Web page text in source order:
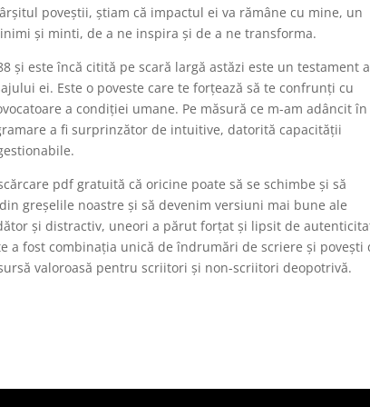
poveștii, știam că impactul ei va rămâne cu mine, un
și minti, de a ne inspira și de a ne transforma.
și este încă citită pe scară largă astăzi este un testament
ei. Este o poveste care te forțează să te confrunți cu
a condiției umane. Pe măsură ce m-am adâncit în
a fi surprinzător de intuitive, datorită capacității
pdf gratuită că oricine poate să se schimbe și să
greșelile noastre și să devenim versiuni mai bune ale
și distractiv, uneori a părut forțat și lipsit de
a fost combinația unică de îndrumări de scriere și povești
valoroasă pentru scriitori și non-scriitori deopotrivă.